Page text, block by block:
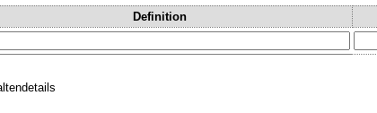
Definition